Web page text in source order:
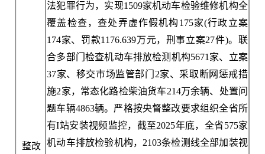
整改
法犯罪行为，实现1509家机动车检验维修机构全
覆盖检查，查处弄虚作假机构175家(行政立案
174家、罚款1176.639万元，刑事立案27件)。联
合多部门检查机动车排放检测机构5671家、立案
37家、移交市场监管部门2家、采取断网惩戒措
施2家，常态化路检柴油货车214万余辆、处置问
题车辆4863辆。严格按央督整改要求组织全省所
有I站安装视频监控，截至2025年底，全省575家
机动车排放检验机构，2103条检测线全部加装视